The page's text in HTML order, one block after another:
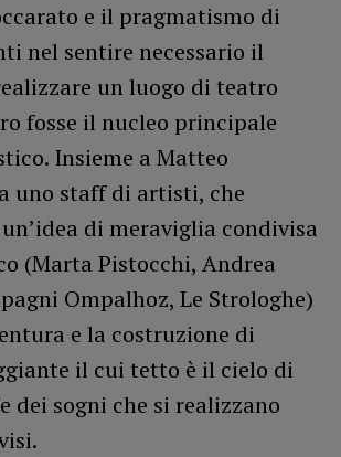
e il pragmatismo di
nel sentire necessario il
un luogo di teatro
fosse il nucleo principale
Insieme a Matteo
uno staff di artisti, che
di meraviglia condivisa
(Marta Pistocchi, Andrea
Ompalhoz, Le Strologhe)
e la costruzione di
il cui tetto è il cielo di
dei sogni che si realizzano